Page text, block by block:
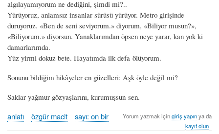
algılayamıyorum ne dediğini, şimdi mi?..
Yürüyoruz, anlamsız insanlar sürüsü yürüyor. Metro girişinde
duruyoruz. «Ben de seni seviyorum.» diyorum, «Biliyor musun?»,
«Biliyorum.» diyorsun. Yanaklarımdan öpsen neye yarar, kan yok ki
damarlarımda.
Yüz yirmi dokuz bete. Hayatımda ilk defa ölüyorum.
Sonunu bildiğim hikâyeler en güzelleri: Aşk öyle değil mi?
Saklar yağmur gözyaşlarını, kurumuşsun sen.
anlatı özgür macit sayı: on bir Yorum yazmak içingiriş yapınya da
kayıt olun